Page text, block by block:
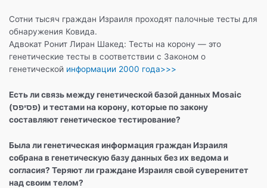
Сотни тысяч граждан Израиля проходят палочные тесты для
обнаружения Ковида.
Адвокат Ронит Лиран Шакед: Тесты на корону — это
генетические тесты в соответствии с Законом о
генетической информации 2000 года>>>
Есть ли связь между генетической базой данных Mosaic
(פסיפס) и тестами на корону, которые по закону
составляют генетическое тестирование?
Была ли генетическая информация граждан Израиля
собрана в генетическую базу данных без их ведома и
согласия? Теряют ли граждане Израиля свой суверенитет
над своим телом?